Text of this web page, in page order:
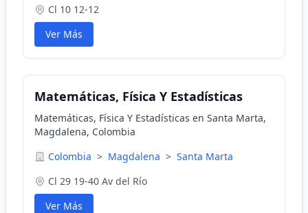
Cl 10 12-12
Ver Más
Matemáticas, Física Y Estadísticas
Matemáticas, Física Y Estadísticas en Santa Marta,
Magdalena, Colombia
Colombia > Magdalena > Santa Marta
Cl 29 19-40 Av del Río
Ver Más